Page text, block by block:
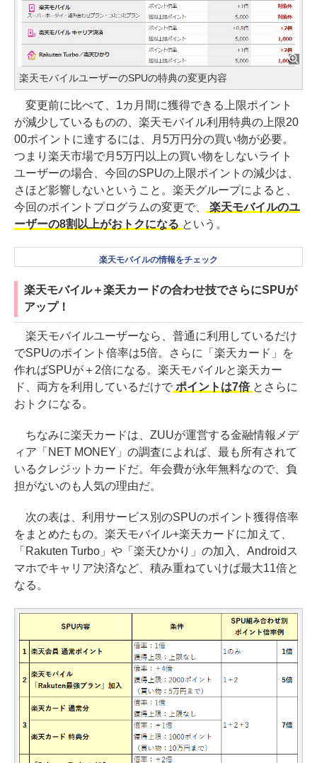
楽天モバイルユーザーのSPUの特典の変更内容
変更前に比べて、1カ月間に獲得できる上限ポイント
が減少しているものの、楽天モバイル利用特典の上限20
00ポイントに達するには、月5万円分の買い物が必要。
つまり楽天市場で月5万円以上の買い物をしないライト
ユーザーの場合、今回のSPUの上限ポイントの減少は、
さほど影響しないということ。楽天グループによると、
今回のポイントプログラムの変更で、
楽天モバイルのユ
ーザーの8割以上がおトクになる という。
楽天モバイルの情報をチェック
楽天モバイル＋楽天カードの合わせ技でさらにSPUが
アップ！
楽天モバイルユーザーなら、普通に利用しているだけ
でSPUのポイント倍率は5倍。さらに「楽天カード」を
作ればSPUが＋2倍になる。楽天モバイルと楽天カー
ド、両方を利用しているだけでポイントは7倍 とさらに
おトクになる。
ちなみに楽天カードは、ZUUが運営する金融情報メデ
ィア「NET MONEY」の調査によれば、最も所有されて
いるクレジットカードだ。年会費が永年無料なので、負
担がないのも人気の理由だ。
次の表は、利用サービス別のSPUのポイント獲得倍率
をまとめたもの。楽天モバイル+楽天カードに加えて、
「Rakuten Turbo」や「楽天ひかり」の加入、Androidス
マホでキャリア決済など、積み重ねていけば最大11倍と
なる。